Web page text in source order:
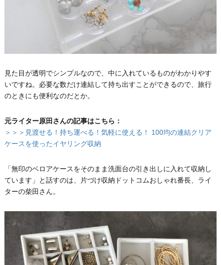
見た目が透明でシンプルなので、中に入れているものがわかりやす
いですね。必要な数だけ連結して持ち出すことができるので、旅行
のときにも便利なのだとか。
元ライター原田さんの記事はこちら：
＞＞＞見渡せる！持ち運べる！気軽に使える！ 100均の連結クリア
ケースを使ったイヤリング収納
「無印のベロアケースをそのまま洗面台の引き出しに入れて収納し
ています」と話すのは、片づけ収納ドットコムおしゃれ番長、ライ
ターの柴田さん。